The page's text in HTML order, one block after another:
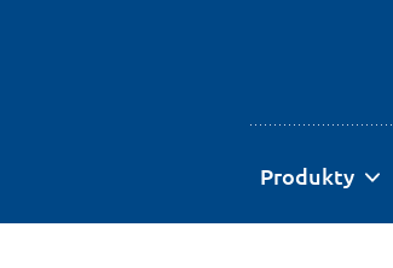
Produkty